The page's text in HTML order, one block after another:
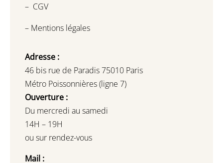
– CGV
– Mentions légales
Adresse :
46 bis rue de Paradis 75010 Paris
Métro Poissonnières (ligne 7)
Ouverture :
Du mercredi au samedi
14H – 19H
ou sur rendez-vous
Mail :